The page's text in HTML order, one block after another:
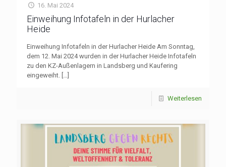
16. Mai 2024
Einweihung Infotafeln in der Hurlacher
Heide
Einweihung Infotafeln in der Hurlacher Heide Am Sonntag,
dem 12. Mai 2024 wurden in der Hurlacher Heide Infotafeln
zu den KZ-Außenlagern in Landsberg und Kaufering
eingeweiht. […]
Weiterlesen